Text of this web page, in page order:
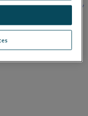
を見るにはここをクリッ